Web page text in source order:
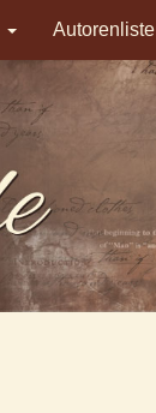
Autorenliste